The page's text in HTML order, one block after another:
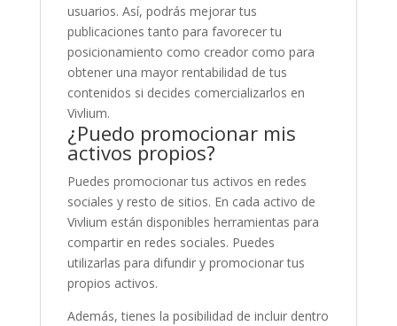
usuarios. Así, podrás mejorar tus
publicaciones tanto para favorecer tu
posicionamiento como creador como para
obtener una mayor rentabilidad de tus
contenidos si decides comercializarlos en
Vivlium.
¿Puedo promocionar mis
activos propios?
Puedes promocionar tus activos en redes
sociales y resto de sitios. En cada activo de
Vivlium están disponibles herramientas para
compartir en redes sociales. Puedes
utilizarlas para difundir y promocionar tus
propios activos.
Además, tienes la posibilidad de incluir dentro